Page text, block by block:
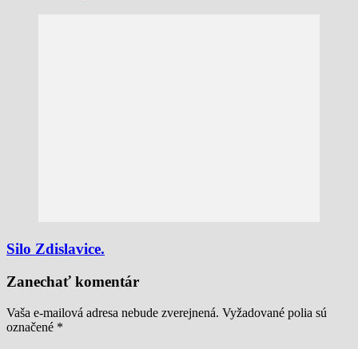
Silo Zdislavice.
Zanechať komentár
Vaša e-mailová adresa nebude zverejnená. Vyžadované polia sú
označené *